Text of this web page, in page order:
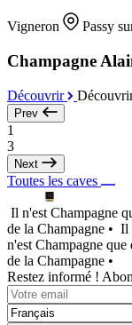
Vigneron Passy
Champagne
Découvrir
Prev
1
3
Next
Toutes les caves
Il n'est Champagne
de la Champagne • Il
n'est Champagne que
de la Champagne •
Restez informé !